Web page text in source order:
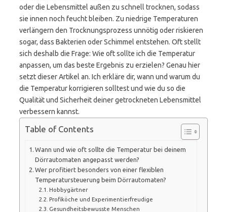
oder die Lebensmittel außen zu schnell trocknen, sodass
sie innen noch feucht bleiben. Zu niedrige Temperaturen
verlängern den Trocknungsprozess unnötig oder riskieren
sogar, dass Bakterien oder Schimmel entstehen. Oft stellt
sich deshalb die Frage: Wie oft sollte ich die Temperatur
anpassen, um das beste Ergebnis zu erzielen? Genau hier
setzt dieser Artikel an. Ich erkläre dir, wann und warum du
die Temperatur korrigieren solltest und wie du so die
Qualität und Sicherheit deiner getrockneten Lebensmittel
verbessern kannst.
Table of Contents
Wann und wie oft sollte die Temperatur bei deinem
Dörrautomaten angepasst werden?
Wer profitiert besonders von einer flexiblen
Temperatursteuerung beim Dörrautomaten?
Hobbygärtner
Profiköche und Experimentierfreudige
Gesundheitsbewusste Menschen